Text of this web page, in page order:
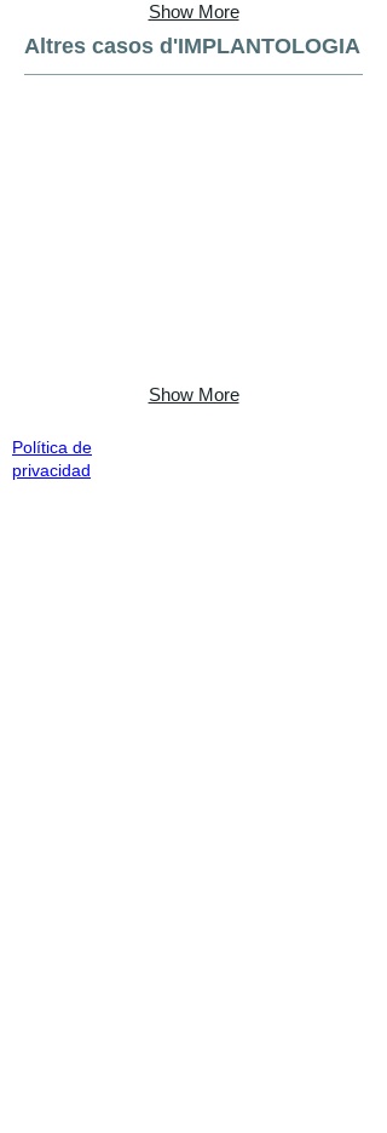
Show More
Altres casos d'IMPLANTOLOGIA
Show More
Política de
privacidad